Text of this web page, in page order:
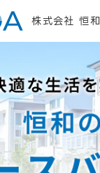
株式会社 恒和